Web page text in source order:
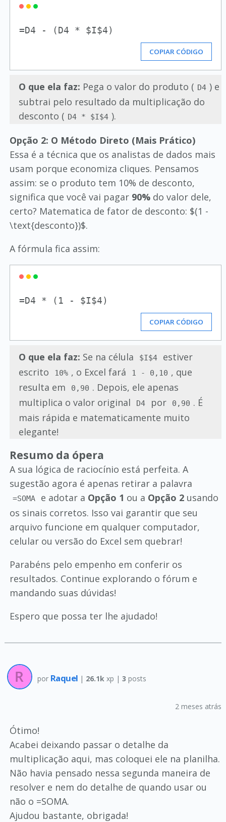
COPIAR CÓDIGO
O que ela faz: Pega o valor do produto ( D4 ) e
subtrai pelo resultado da multiplicação do
desconto ( D4 * $I$4 ).
Opção 2: O Método Direto (Mais Prático)
Essa é a técnica que os analistas de dados mais
usam porque economiza cliques. Pensamos
assim: se o produto tem 10% de desconto,
significa que você vai pagar 90%do valor dele,
certo? Matematica de fator de desconto: $(1 -
\text{desconto})$.
A fórmula fica assim:
COPIAR CÓDIGO
O que ela faz: Se na célula $I$4
estiver
escrito
10% , o Excel fará 1 - 0,10 , que
resulta em
0,90 . Depois, ele apenas
multiplica o valor original
D4 por 0,90 . É
mais rápida e matematicamente muito
elegante!
Resumo da ópera
A sua lógica de raciocínio está perfeita. A
sugestão agora é apenas retirar a palavra
=SOMA e adotar a Opção 1 ou a Opção 2 usando
os sinais corretos. Isso vai garantir que seu
arquivo funcione em qualquer computador,
celular ou versão do Excel sem quebrar!
Parabéns pelo empenho em conferir os
resultados. Continue explorando o fórum e
mandando suas dúvidas!
Espero que possa ter lhe ajudado!
por Raquel | 26.1k xp | 3 posts
2 meses atrás
Ótimo!
Acabei deixando passar o detalhe da
multiplicação aqui, mas coloquei ele na planilha.
Não havia pensado nessa segunda maneira de
resolver e nem do detalhe de quando usar ou
não o =SOMA.
Ajudou bastante, obrigada!